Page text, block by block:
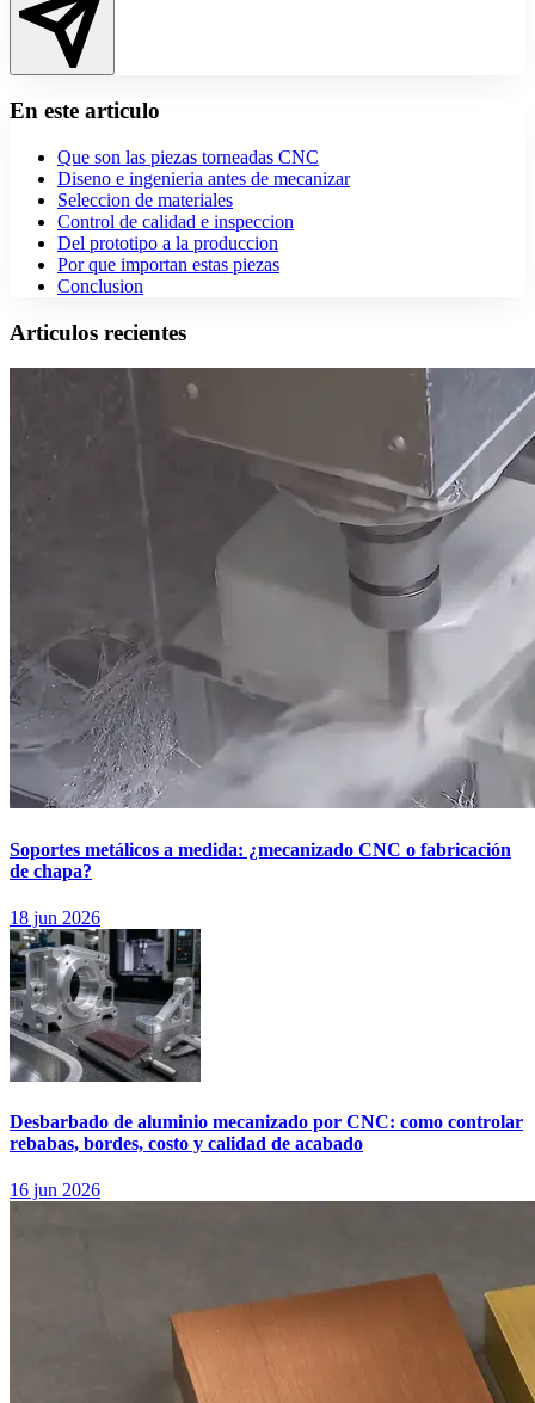
En este articulo
Que son las piezas torneadas CNC
Diseno e ingenieria antes de mecanizar
Seleccion de materiales
Control de calidad e inspeccion
Del prototipo a la produccion
Por que importan estas piezas
Conclusion
Articulos recientes
Soportes metálicos a medida: ¿mecanizado CNC o fabricación
de chapa?
18 jun 2026
Desbarbado de aluminio mecanizado por CNC: como controlar
rebabas, bordes, costo y calidad de acabado
16 jun 2026